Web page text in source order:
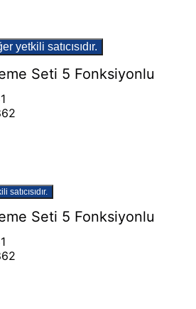
yetkili satıcısıdır.
Seti 5 Fonksiyonlu
satıcısıdır.
Seti 5 Fonksiyonlu